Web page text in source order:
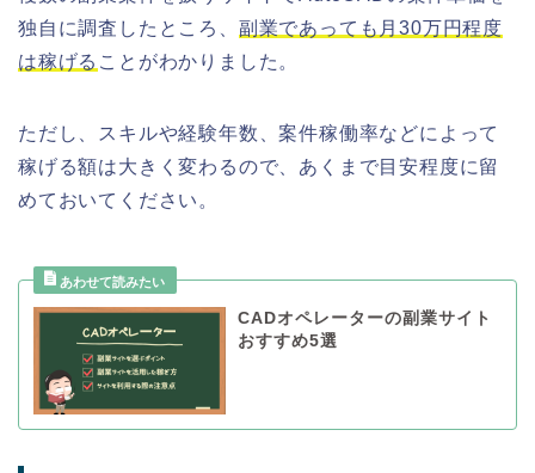
独自に調査したところ、 副業であっても月30万円程度
は稼げる ことがわかりました。
ただし、スキルや経験年数、案件稼働率などによって
稼げる額は大きく変わるので、あくまで目安程度に留
めておいてください。
CADオペレーターの副業サイト
おすすめ5選